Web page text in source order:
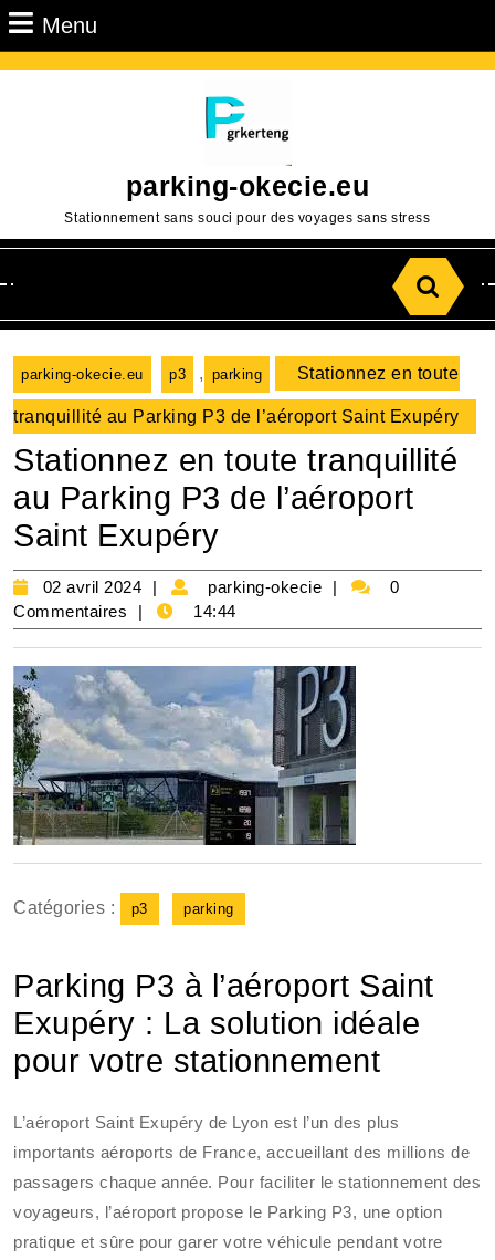
Passer
au
Menu
parking-okecie.eu
Stationnement sans souci pour des voyages sans stress
for:
parking-okecie.eu p3 , parking Stationnez en toute
tranquillité au Parking P3 de l’aéroport Saint Exupéry
Stationnez en toute tranquillité
au Parking P3 de l’aéroport
Saint Exupéry
02 avril 2024
02
avril
2024
parking-okecie
parking-
0
Commentaires
14:44
Catégories : p3 parking
Parking P3 à l’aéroport Saint
Exupéry : La solution idéale
pour votre stationnement
L’aéroport Saint Exupéry de Lyon est l’un des plus
importants aéroports de France, accueillant des millions de
passagers chaque année. Pour faciliter le stationnement des
voyageurs, l’aéroport propose le Parking P3, une option
pratique et sûre pour garer votre véhicule pendant votre